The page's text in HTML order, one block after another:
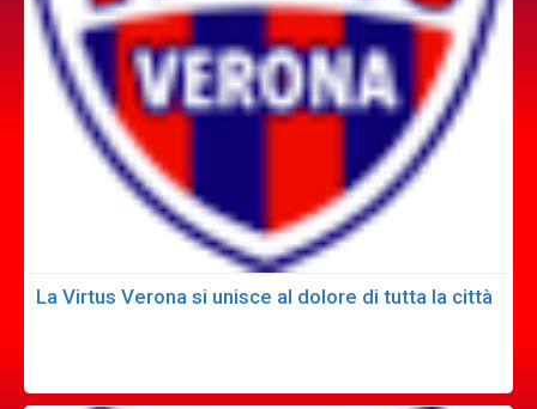
La Virtus Verona si unisce al dolore di tutta la città